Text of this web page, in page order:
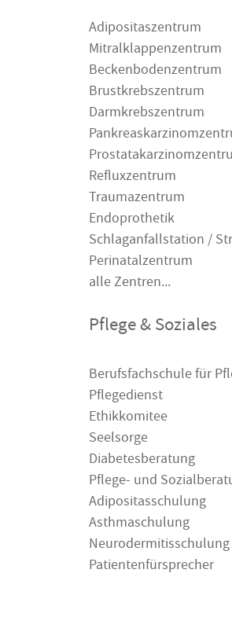
Adipositaszentrum
Mitralklappenzentrum
Beckenbodenzentrum
Brustkrebszentrum
Darmkrebszentrum
Refluxzentrum
Traumazentrum
Endoprothetik
Schlaganfallstation /
Perinatalzentrum
alle Zentren...
Pflege & Soziales
Berufsfachschule für
Pflegedienst
Ethikkomitee
Seelsorge
Diabetesberatung
Pflege- und
Adipositasschulung
Asthmaschulung
Neurodermitisschulung
Patientenfürsprecher